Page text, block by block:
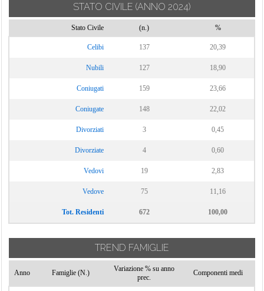
STATO CIVILE (ANNO 2024)
Stato Civile (n.) %
Celibi 137 20,39
Nubili 127 18,90
Coniugati 159 23,66
Coniugate 148 22,02
Divorziati 3 0,45
Divorziate 4 0,60
Vedovi 19 2,83
Vedove 75 11,16
Tot. Residenti 672 100,00
TREND FAMIGLIE
Anno Famiglie (N.)
Variazione % su anno
prec.
Componenti medi